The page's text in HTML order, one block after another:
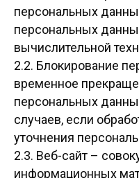
персональных
персональных
вычислительной
2.2. Блокирование
временное
персональных
случаев, если
уточнения
2.3. Веб-сайт –
информационных